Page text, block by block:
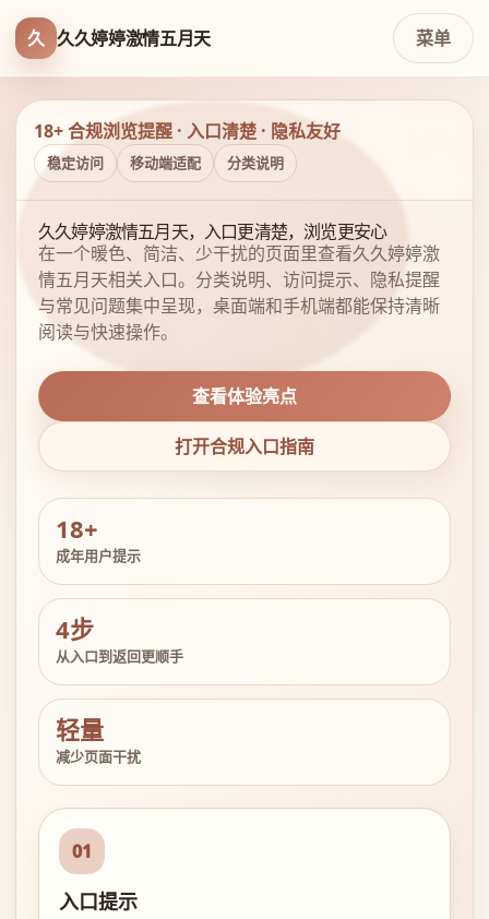
久 久久婷婷激情五月天 菜单
18+ 合规浏览提醒 · 入口清楚 · 隐私友好
稳定访问 移动端适配 分类说明
久久婷婷激情五月天，入口更清楚，浏览更安心
在一个暖色、简洁、少干扰的页面里查看久久婷婷激
情五月天相关入口。分类说明、访问提示、隐私提醒
与常见问题集中呈现，桌面端和手机端都能保持清晰
阅读与快速操作。
查看体验亮点
打开合规入口指南
18+
成年用户提示
4步
从入口到返回更顺手
轻量
减少页面干扰
01
入口提示